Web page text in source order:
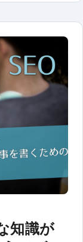
知識が